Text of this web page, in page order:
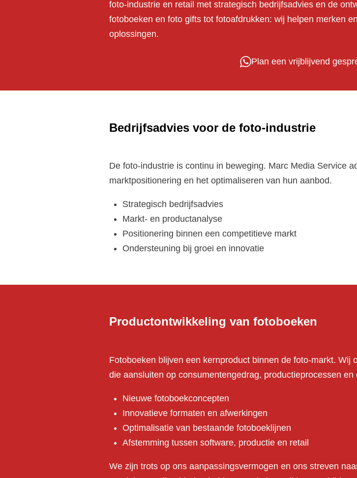
foto-industrie en retail met strategisch bedrijfsadvies en de
fotoboeken en foto gifts tot fotoafdrukken: wij helpen merken
oplossingen.
Plan een vrijblijvend
Bedrijfsadvies voor de foto-industrie
De foto-industrie is continu in beweging. Marc Media Service
marktpositionering en het optimaliseren van hun aanbod.
Strategisch bedrijfsadvies
Markt- en productanalyse
Positionering binnen een competitieve markt
Ondersteuning bij groei en innovatie
Productontwikkeling van fotoboeken
Fotoboeken blijven een kernproduct binnen de foto-markt.
die aansluiten op consumentengedrag, productieprocessen
Nieuwe fotoboekconcepten
Innovatieve formaten en afwerkingen
Optimalisatie van bestaande fotoboeklijnen
Afstemming tussen software, productie en retail
We zijn trots op ons aanpassingsvermogen en ons streven